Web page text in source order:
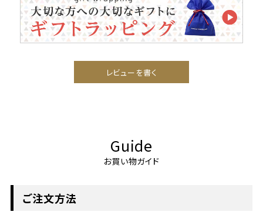
レビューを書く
Guide
お買い物ガイド
ご注文方法